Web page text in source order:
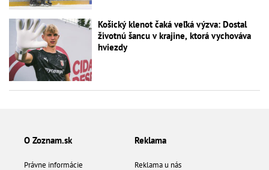
Košický klenot čaká veľká výzva: Dostal
životnú šancu v krajine, ktorá vychováva
hviezdy
O Zoznam.sk
Právne informácie
Reklama
Reklama u nás